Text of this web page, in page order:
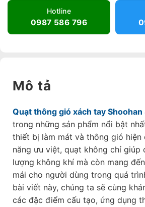
Hotline
0987 586 796
Mô tả
Quạt thông gió xách tay
trong những sản phẩm nổi bật
thiết bị làm mát và thông gió hiện
năng ưu việt, quạt không chỉ giúp
lượng không khí mà còn mang
mái cho người dùng trong quá
bài viết này, chúng ta sẽ cùng
các đặc điểm cấu tạo, ứng dụng